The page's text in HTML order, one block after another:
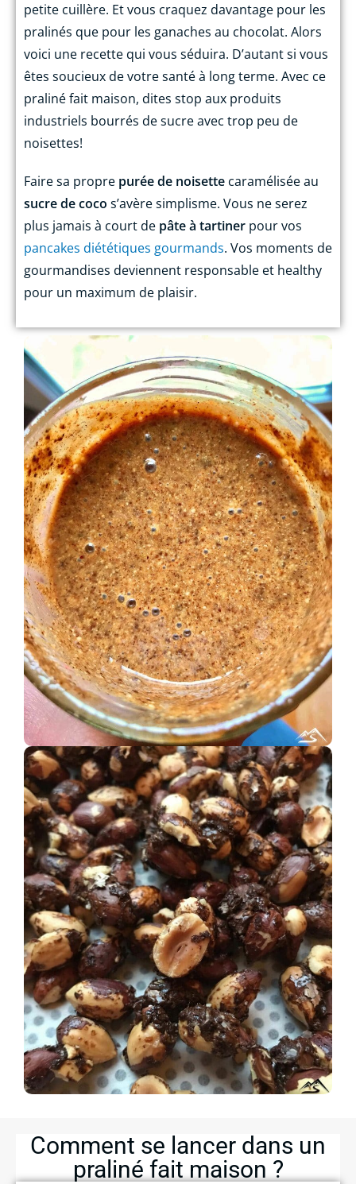
petite cuillère. Et vous craquez davantage pour les
pralinés que pour les ganaches au chocolat. Alors
voici une recette qui vous séduira. D’autant si vous
êtes soucieux de votre santé à long terme. Avec ce
praliné fait maison, dites stop aux produits
industriels bourrés de sucre avec trop peu de
noisettes!
Faire sa propre purée de noisette caramélisée au
sucre de coco s’avère simplisme. Vous ne serez
plus jamais à court de pâte à tartiner pour vos
pancakes diététiques gourmands. Vos moments de
gourmandises deviennent responsable et healthy
pour un maximum de plaisir.
Comment se lancer dans un
praliné fait maison ?